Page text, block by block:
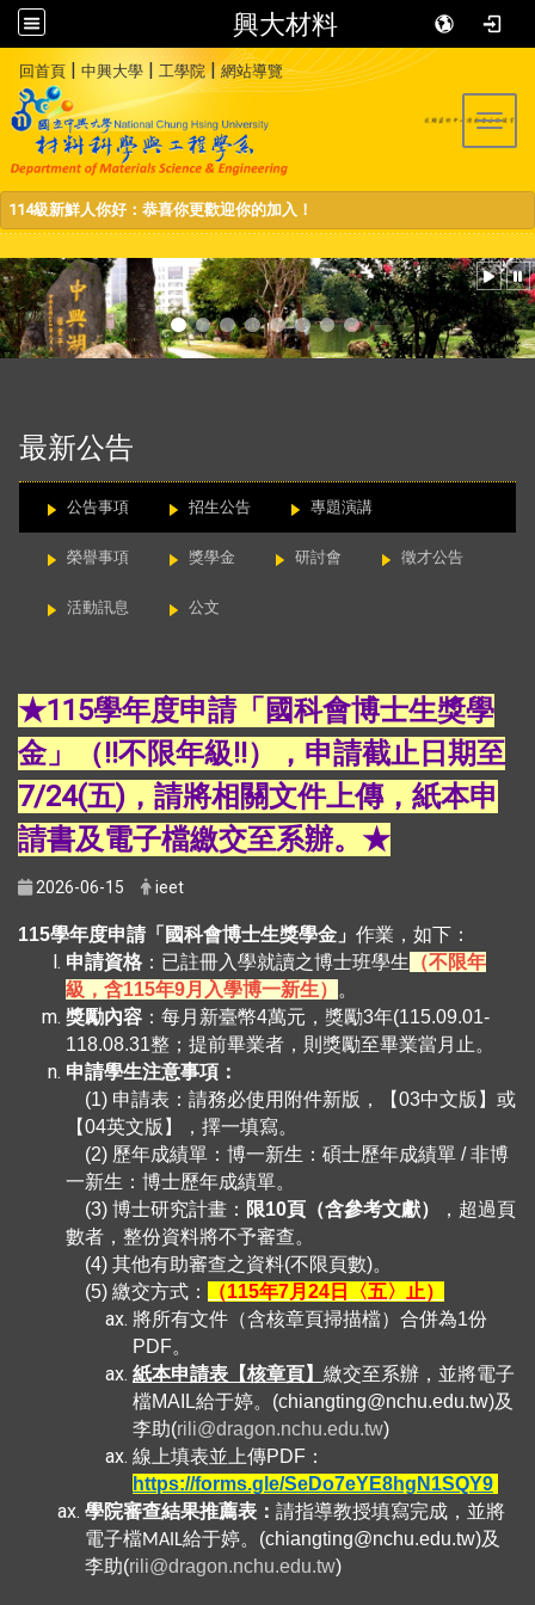
興大材料
回首頁 | 中興大學 | 工學院|網站導覽
114級新鮮人你好：恭喜你更歡迎你的加入！
最新公告
公告事項 招生公告 專題演講
榮譽事項 獎學金 研討會 徵才公告
活動訊息 公文
★115學年度申請「國科會博士生獎學
金」（!!不限年級!!），申請截止日期至
7/24(五)，請將相關文件上傳，紙本申
請書及電子檔繳交至系辦。★
2026-06-15 ieet
115學年度申請「國科會博士生獎學金」 作業，如下：
申請資格 ：已註冊入學就讀之博士班學生 （不限年
級，含115年9月入學博一新生）
。
獎勵內容 ：每月新臺幣4萬元，獎勵3年(115.09.01-
118.08.31整；提前畢業者，則獎勵至畢業當月止。
申請學生注意事項：
(1) 申請表：請務必使用附件新版，【03中文版】或
【04英文版】，擇一填寫。
(2) 歷年成績單：博一新生：碩士歷年成績單 / 非博
一新生：博士歷年成績單。
(3) 博士研究計畫： 限10頁（含參考文獻）
，超過頁
數者， 整份資料將不予審查。
(4) 其他有助審查之資料(不限頁數)。
(5) 繳交方式：
（115年7月24日〈五〉止）
將所有文件（含核章頁掃描檔）合併為1份
PDF。
紙本申請表【核章頁】 繳交至系辦，並將電子
檔MAIL給于婷。(chiangting@nchu.edu.tw)及
李助(rili@dragon.nchu.edu.tw)
線上填表並上傳PDF：
https://forms.gle/SeDo7eYE8hgN1SQY9
學院審查結果推薦表： 請指導教授填寫完成，並將
電子檔MAIL給于婷。 (chiangting@nchu.edu.tw)及
李助(rili@dragon.nchu.edu.tw)